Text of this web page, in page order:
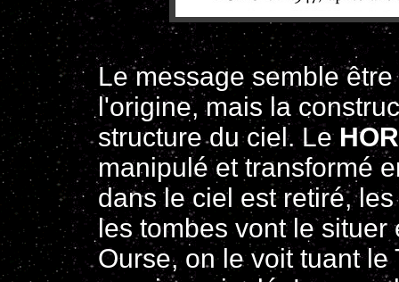
Le message semble
l'origine, mais la
structure du ciel. Le
manipulé et transformé
dans le ciel est retiré,
les tombes vont le
Ourse, on le voit tuant